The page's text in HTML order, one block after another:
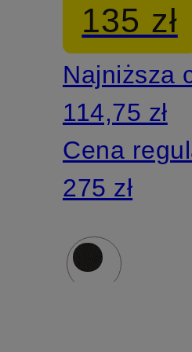
COTTON
JERSEY
135 zł
Najniższa
114,75 zł
Cena
275 zł